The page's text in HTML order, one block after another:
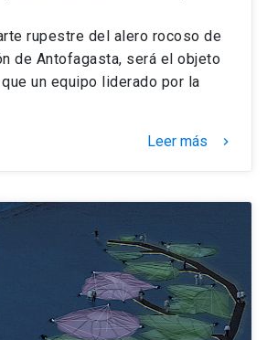
rupestre del alero rocoso de
de Antofagasta, será el objeto
un equipo liderado por la
Leer más keyboard_arrow_right